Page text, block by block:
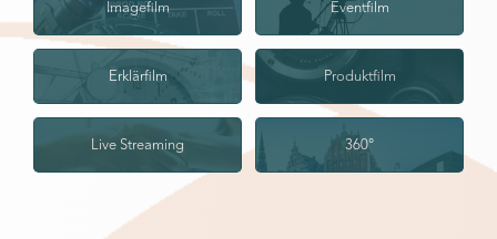
Imagefilm Eventfilm
Erklärfilm Produktfilm
Live Streaming 360°